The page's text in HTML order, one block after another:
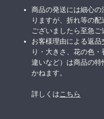
商品の発送には細心の
りますが、折れ等の
ございましたら至急ご
お客様理由による返品
り・大きさ、花の色
違いなど）は商品の特
かねます。
詳しくはこちら